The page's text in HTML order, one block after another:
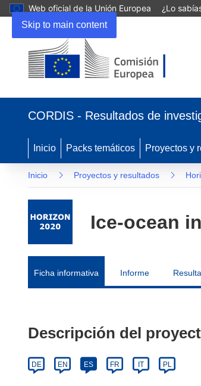
Skip to main content
Web oficial de la Unión Europea ¿Lo
CORDIS - Resultados de
Inicio Packs temáticos Proyectos y
Inicio Proyectos y resultados
Ice-ocean
Ficha informativa Informe
Descripción del
DE EN ES FR IT PL